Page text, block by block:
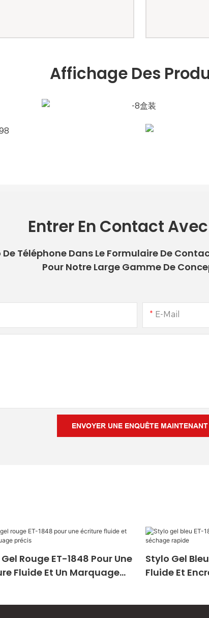
Affichage Des
Entrer En Contact
Téléphone Dans Le Formulaire De
Pour Notre Large Gamme De
E-Mail
ENVOYER UNE ENQUÊTE MAINTENANT
Rouge ET-1848 Pour Une
Fluide Et Un Marquage
Stylo Gel
Fluide Et